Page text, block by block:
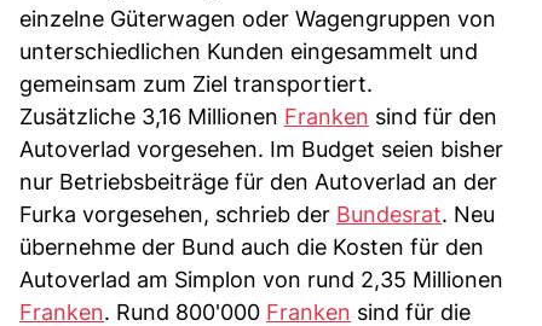
einzelne Güterwagen oder Wagengruppen von
unterschiedlichen Kunden eingesammelt und
gemeinsam zum Ziel transportiert.
Zusätzliche 3,16 Millionen Franken sind für den
Autoverlad vorgesehen. Im Budget seien bisher
nur Betriebsbeiträge für den Autoverlad an der
Furka vorgesehen, schrieb der Bundesrat. Neu
übernehme der Bund auch die Kosten für den
Autoverlad am Simplon von rund 2,35 Millionen
Franken. Rund 800'000 Franken sind für die